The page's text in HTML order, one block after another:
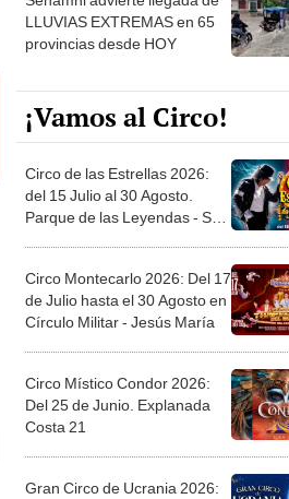
LLUVIAS EXTREMAS en 65
provincias desde HOY
¡Vamos al Circo!
Circo de las Estrellas 2026:
del 15 Julio al 30 Agosto.
Parque de las Leyendas - San
Circo Montecarlo 2026: Del 17
de Julio hasta el 30 Agosto en
Círculo Militar - Jesús María
Circo Místico Condor 2026:
Del 25 de Junio. Explanada
Costa 21
Gran Circo de Ucrania 2026: